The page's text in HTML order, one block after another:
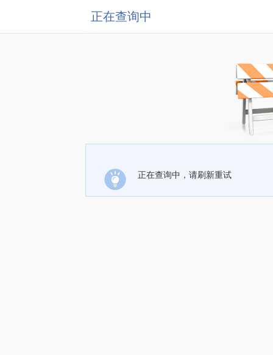
正在查询中
正在查询中，请刷新重试